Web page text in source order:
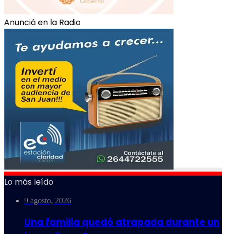
Anunciá en la Radio
Lo más leído
9 agosto, 2026
Una familia quedó atrapada durante un